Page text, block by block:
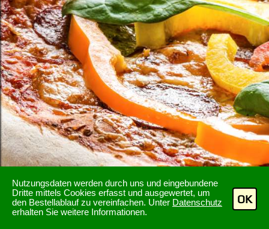
Nutzungsdaten werden durch uns und eingebundene
Dritte mittels Cookies erfasst und ausgewertet, um
den Bestellablauf zu vereinfachen. Unter Datenschutz
erhalten Sie weitere Informationen.
OK